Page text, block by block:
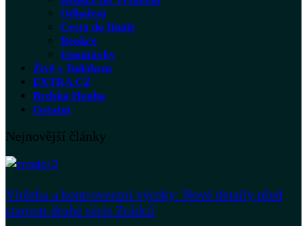
Odhalení
Cesta do finále
Reakce
Upoutávky
Živě s Tuňákem
EXTRA.CZ
Brdská Houba
Ostatní
Nejnovější články
Vítězka a kontroverzní výroky: Nové detaily před
startem druhé série Zrádců